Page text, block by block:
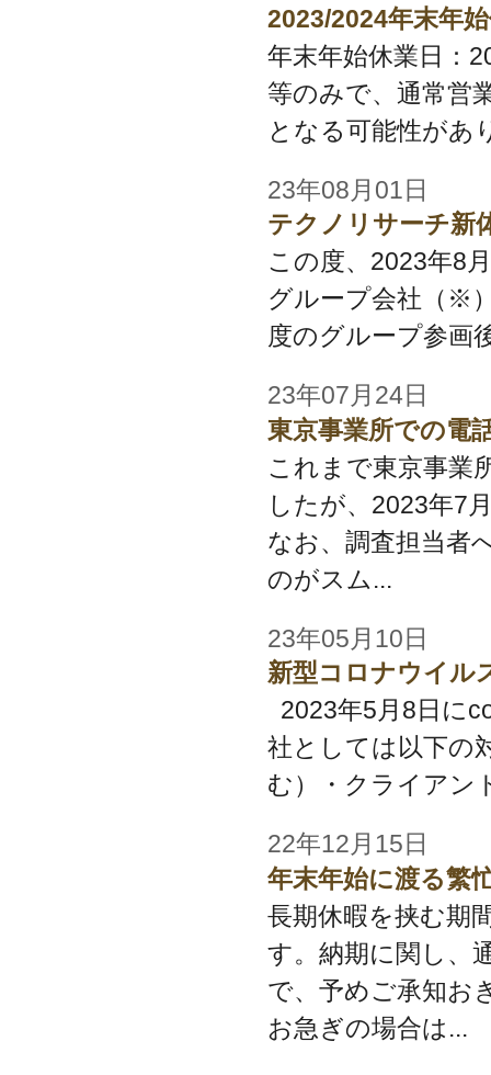
2023/2024年末年
年末年始休業日：
等のみで、通常営
となる可能性があ
23年08月01日
テクノリサーチ新
この度、2023年8
グループ会社（※
度のグループ参画
23年07月24日
東京事業所での電
これまで東京事業
したが、2023年7
なお、調査担当者
のがスム...
23年05月10日
新型コロナウイル
2023年5月8日に
社としては以下の
む）・クライアン
22年12月15日
年末年始に渡る繁
長期休暇を挟む期
す。納期に関し、
で、予めご承知お
お急ぎの場合は...